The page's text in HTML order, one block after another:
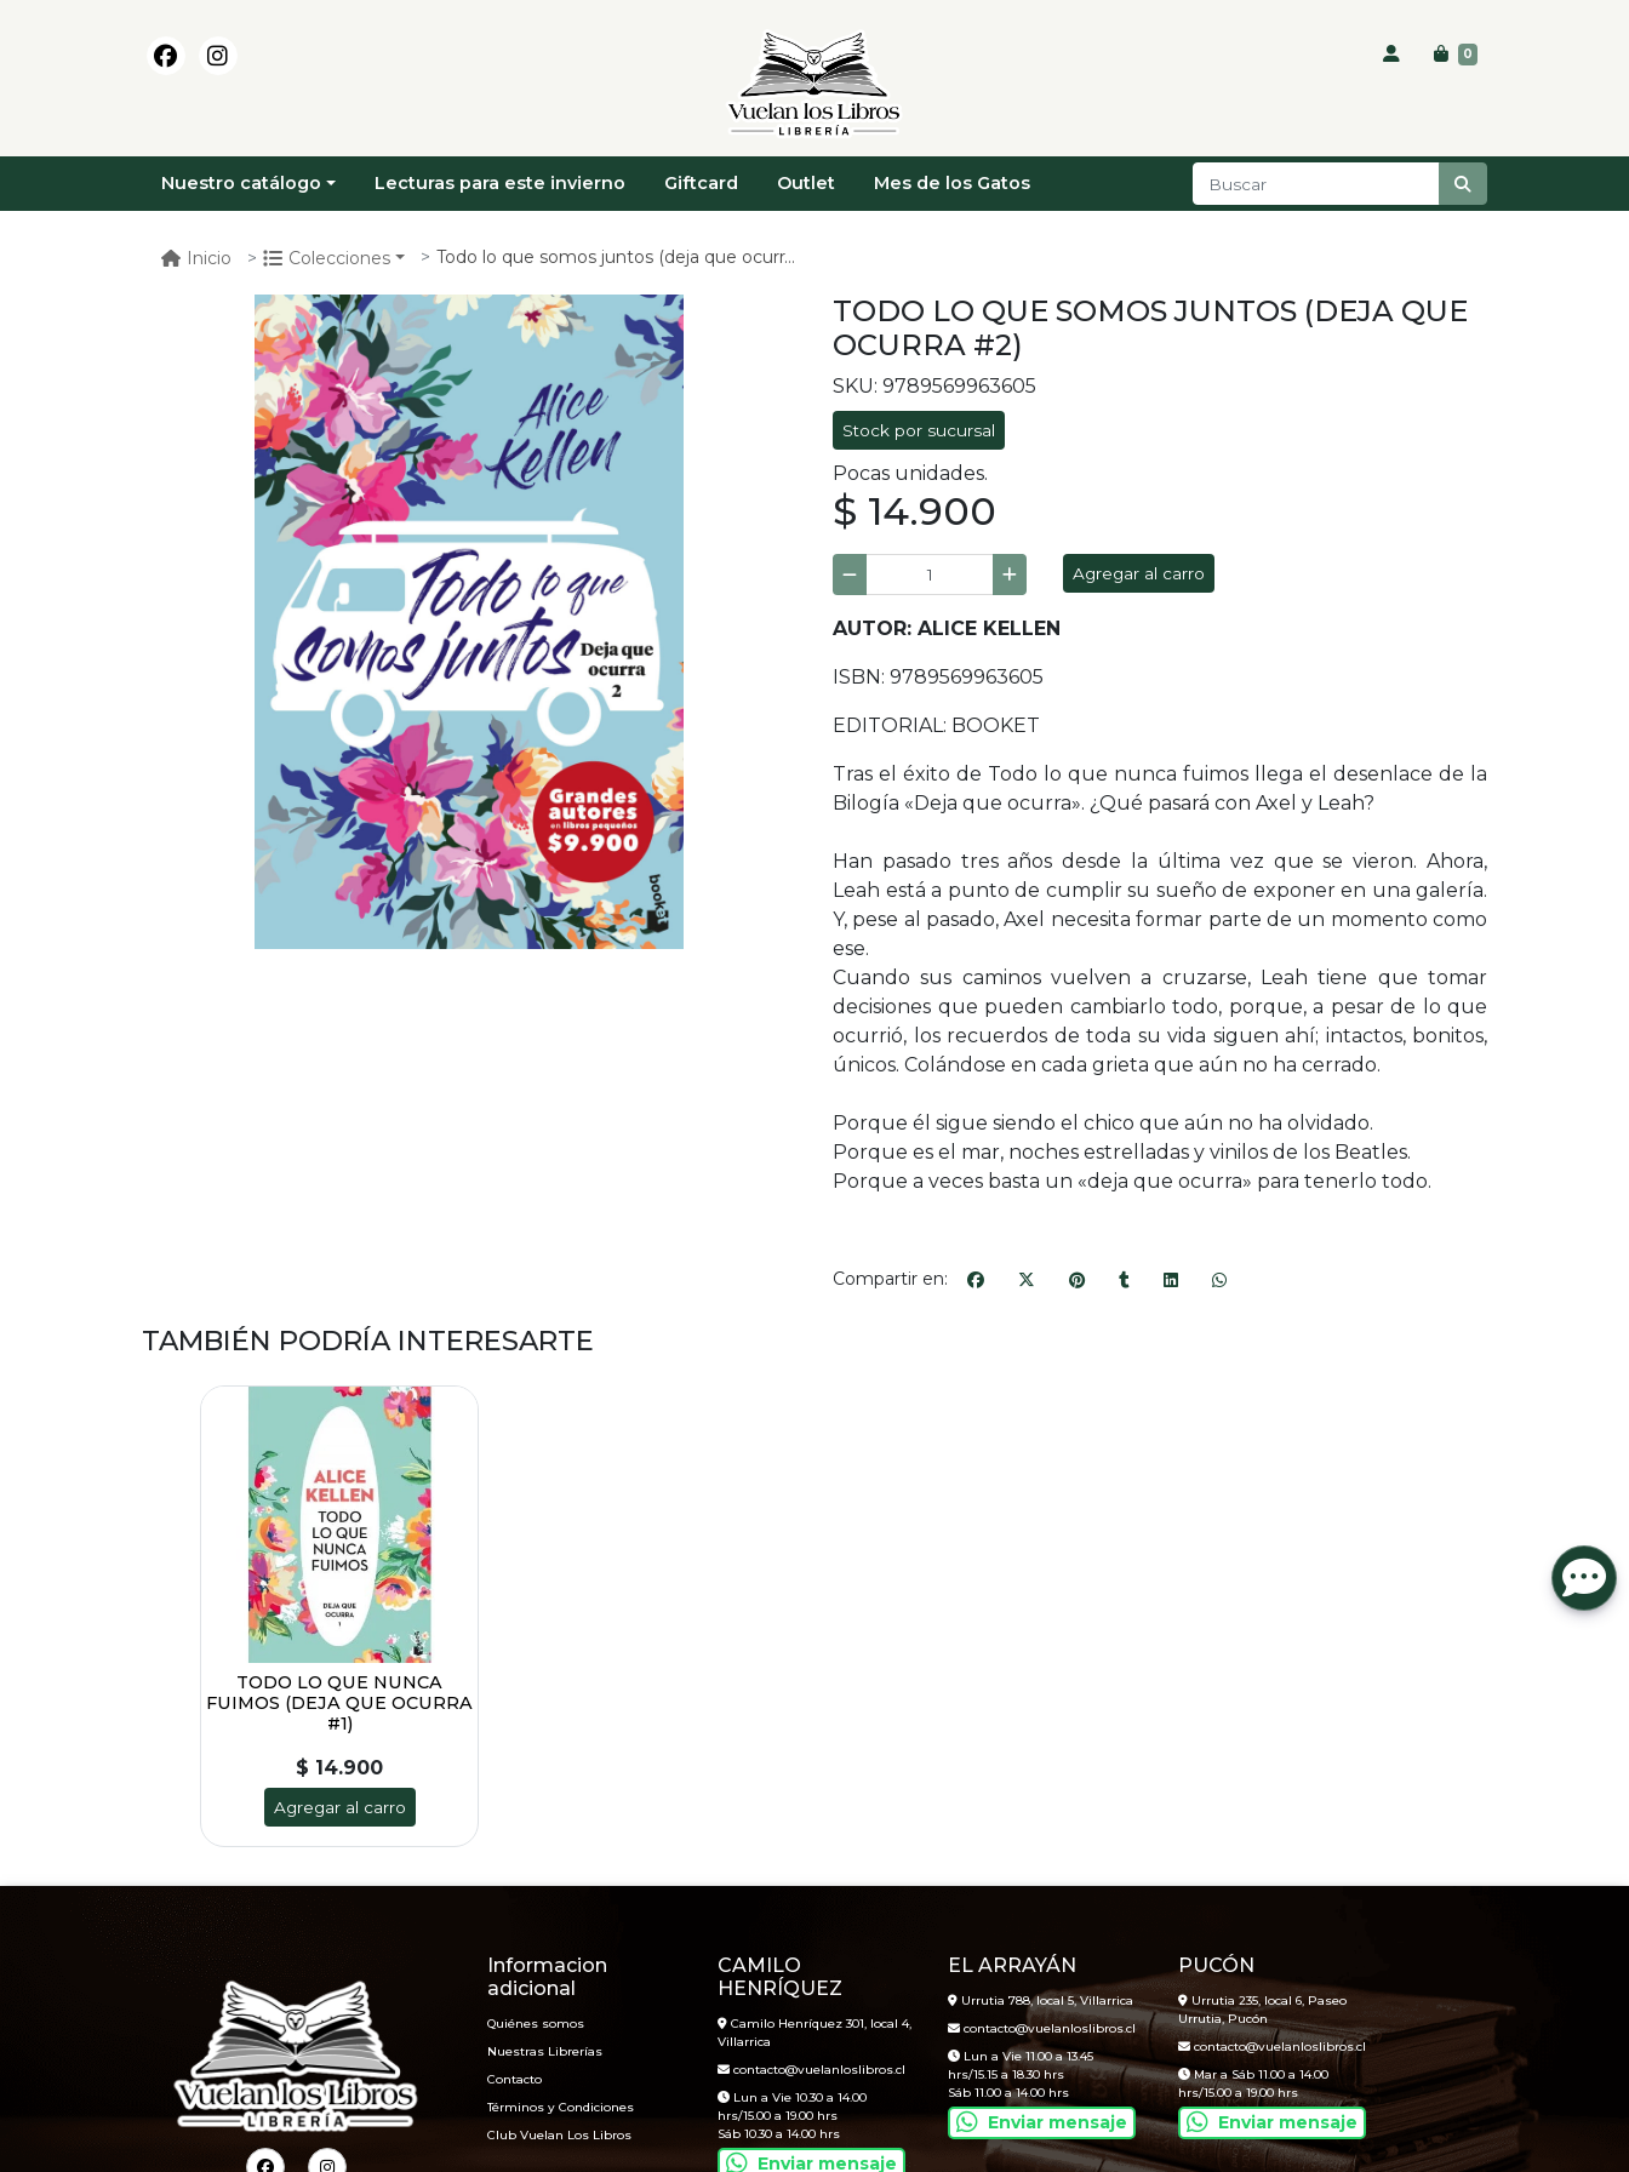
0
Nuestro catálogo Lecturas para este invierno Giftcard Outlet Mes de los Gatos
Inicio Colecciones Todo lo que somos juntos (deja que ocurra #2)
TODO LO QUE SOMOS JUNTOS (DEJA QUE
OCURRA #2)
SKU: 9789569963605
Stock por sucursal
Pocas unidades.
$ 14.900
Agregar al carro
AUTOR: ALICE KELLEN
ISBN: 9789569963605
EDITORIAL: BOOKET
Tras el éxito de Todo lo que nunca fuimos llega el desenlace de la
Bilogía «Deja que ocurra». ¿Qué pasará con Axel y Leah?
Han pasado tres años desde la última vez que se vieron. Ahora,
Leah está a punto de cumplir su sueño de exponer en una galería.
Y, pese al pasado, Axel necesita formar parte de un momento como
ese.
Cuando sus caminos vuelven a cruzarse, Leah tiene que tomar
decisiones que pueden cambiarlo todo, porque, a pesar de lo que
ocurrió, los recuerdos de toda su vida siguen ahí; intactos, bonitos,
únicos. Colándose en cada grieta que aún no ha cerrado.
Porque él sigue siendo el chico que aún no ha olvidado.
Porque es el mar, noches estrelladas y vinilos de los Beatles.
Porque a veces basta un «deja que ocurra» para tenerlo todo.
Compartir en:
TAMBIÉN PODRÍA INTERESARTE
TODO LO QUE NUNCA
FUIMOS (DEJA QUE OCURRA
#1)
$ 14.900
Agregar al carro
Informacion
adicional
Quiénes somos
Nuestras Librerías
Contacto
Términos y Condiciones
Club Vuelan Los Libros
CAMILO
HENRÍQUEZ
Camilo Henríquez 301, local 4,
Villarrica
contacto@vuelanloslibros.cl
Lun a Vie 10.30 a 14.00
hrs/15.00 a 19.00 hrs
Sáb 10.30 a 14.00 hrs
Enviar mensaje
EL ARRAYÁN
Urrutia 788, local 5, Villarrica
contacto@vuelanloslibros.cl
Lun a Vie 11.00 a 13.45
hrs/15.15 a 18.30 hrs
Sáb 11.00 a 14.00 hrs
Enviar mensaje
PUCÓN
Urrutia 235, local 6, Paseo
Urrutia, Pucón
contacto@vuelanloslibros.cl
Mar a Sáb 11.00 a 14.00
hrs/15.00 a 19.00 hrs
Enviar mensaje